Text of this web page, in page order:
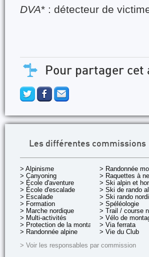
DVA* : détecteur de
Pour partager cet
Les différentes commissions
> Alpinisme
> Canyoning
> École d'aventure
> École d'escalade
> Escalade
> Formation
> Marche nordique
> Multi-activités
> Protection de la montagne
> Randonnée alpine
> Randonnée
> Raquettes à
> Ski alpin et
> Ski de rando
> Ski rando
> Spéléologie
> Trail / course
> Vélo de
> Via ferrata
> Vie du Club
> Voir les responsables par commission